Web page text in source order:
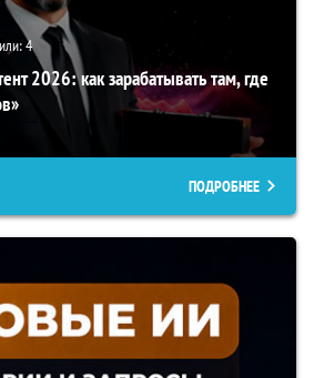
4
2026: как зарабатывать там, где
ПОДРОБНЕЕ